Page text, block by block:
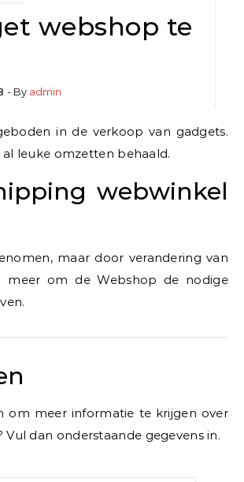
webshop te
- By admin
leuke omzetten behaald.
webwinkel
maar door verandering van
meer om de Webshop de nodige
om meer informatie te krijgen over
Vul dan onderstaande gegevens in.